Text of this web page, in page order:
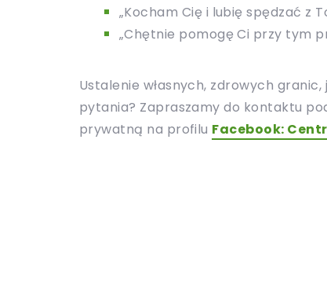
„Kocham Cię i lubię spędzać z
„Chętnie pomogę Ci przy tym
Ustalenie własnych, zdrowych
pytania? Zapraszamy do kontaktu
prywatną na profilu Facebook: